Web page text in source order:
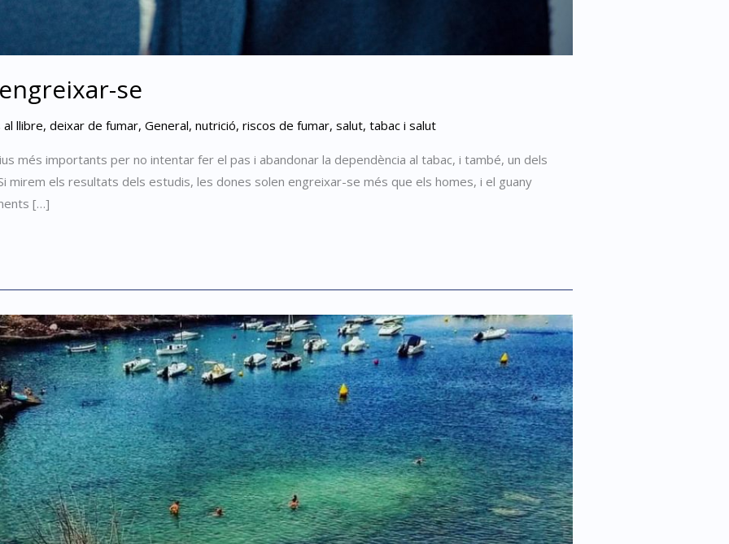
se
llibre, deixar de fumar, General, nutrició, riscos de fumar, salut, tabac i salut
més importants per no intentar fer el pas i abandonar la dependència al tabac, i també, un dels
mirem els resultats dels estudis, les dones solen engreixar-se més que els homes, i el guany
[…]